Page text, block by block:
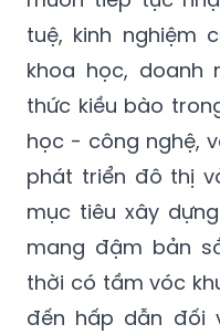
tuệ, kinh nghiệm
khoa học, doanh
thức kiều bào
học - công nghệ,
phát triển đô thị
mục tiêu xây
mang đậm bản
thời có tầm vóc
đến hấp dẫn đối